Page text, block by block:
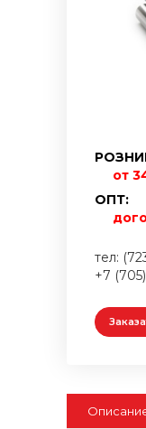
от
ОПТ:
тел:
+7